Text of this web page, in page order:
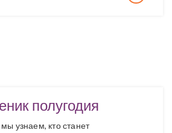
полугодия
узнаем, кто станет